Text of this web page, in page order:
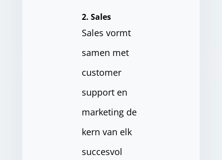
2. Sales
Sales vormt
samen met
customer
support en
marketing de
kern van elk
succesvol